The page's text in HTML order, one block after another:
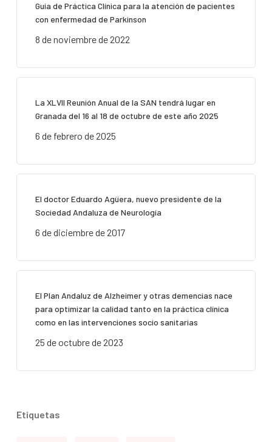
Guía de Práctica Clínica para la atención de pacientes
con enfermedad de Parkinson
8 de noviembre de 2022
La XLVII Reunión Anual de la SAN tendrá lugar en
Granada del 16 al 18 de octubre de este año 2025
6 de febrero de 2025
El doctor Eduardo Agüera, nuevo presidente de la
Sociedad Andaluza de Neurología
6 de diciembre de 2017
El Plan Andaluz de Alzheimer y otras demencias nace
para optimizar la calidad tanto en la práctica clínica
como en las intervenciones socio sanitarias
25 de octubre de 2023
Etiquetas